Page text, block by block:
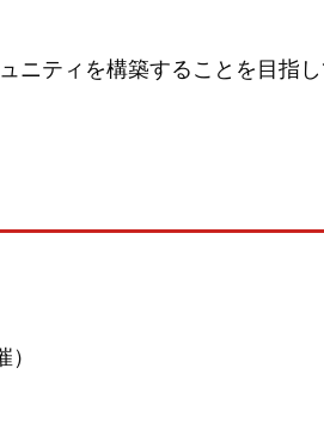
ニティを構築することを目指